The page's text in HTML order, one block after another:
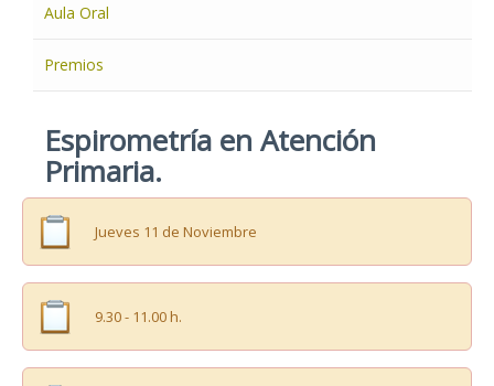
Aula Oral
Premios
Espirometría en Atención
Primaria.
Jueves 11 de Noviembre
9.30 - 11.00 h.